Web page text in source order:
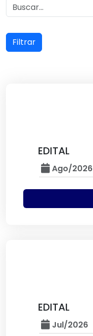
Filtrar
EDITAL
Ago/2026
EDITAL
Jul/2026